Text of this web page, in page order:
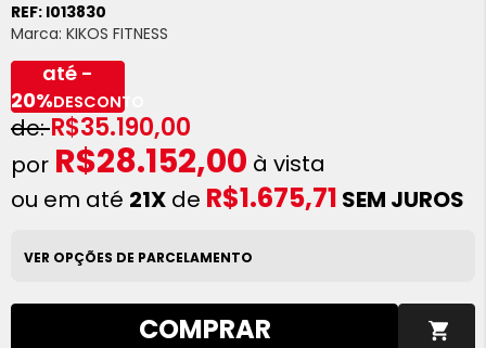
REF: I013830
Marca: KIKOS FITNESS
R$35.190,00
até -
20%DESCONTO
R$28.152,00 à vista
ou em até 21X de R$1.675,71 SEM JUROS
VER OPÇÕES DE PARCELAMENTO
COMPRAR
da
Galeria
de
imagens